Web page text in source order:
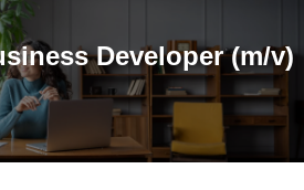
Developer (m/v)